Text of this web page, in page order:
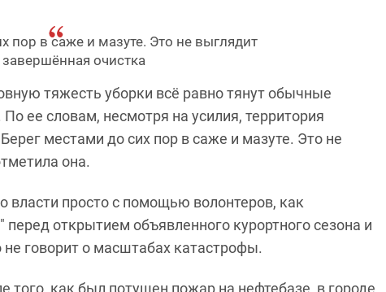
пор в саже и мазуте. Это не выглядит
завершённая очистка
тяжесть уборки всё равно тянут обычные
По ее словам, несмотря на усилия, территория
местами до сих пор в саже и мазуте. Это не
она.
власти просто с помощью волонтеров, как
открытием объявленного курортного сезона и
говорит о масштабах катастрофы.
того, как был потушен пожар на нефтебазе, в городе